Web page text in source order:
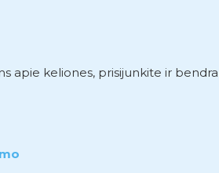
apie keliones, prisijunkite ir